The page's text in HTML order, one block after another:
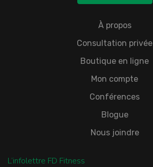
À propos
Consultation privée
Boutique en ligne
Mon compte
Conférences
Blogue
Nous joindre
L’infolettre FD Fitness